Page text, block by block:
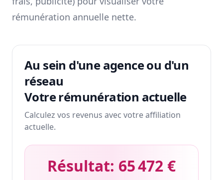
rémunération annuelle nette.
Au sein d'une agence ou d'un
réseau
Votre rémunération actuelle
Calculez vos revenus avec votre affiliation
actuelle.
Résultat: 65 472 €